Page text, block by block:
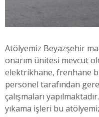
Atölyemiz Beyazşehir
onarım ünitesi mevcut
elektrikhane, frenhane
personel tarafından
çalışmaları
yıkama işleri bu